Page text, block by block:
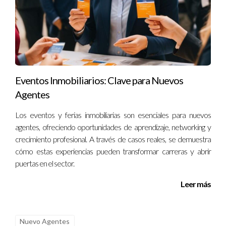
Conclusión
Encontrar el equilibrio perfecto entre publicar en redes
sociales y dedicar tiempo a la prospección puede parecer
totalmente alcanzable. Recuerda analizar tu audiencia,
aprovechar las herramientas disponibles y planificar con
anticipación. No dudes en experimentar hasta encontrar lo
que mejor funcione para ti. ¡No olvides que cada publicación
es una oportunidad para conectar! Si necesitas ayuda
personalizada o deseas profundizar más sobre este tema, no
dudes en contactarme; estoy aquí para ayudarte.
¿Cuál es el mejor día para publicar en redes
Eventos Inmobiliarios: Clave para Nuevos
Agentes
Los eventos y ferias inmobiliarias son esenciales para nuevos
agentes, ofreciendo oportunidades de aprendizaje, networking y
crecimiento profesional. A través de casos reales, se demuestra
cómo estas experiencias pueden transformar carreras y abrir
puertas en el sector.
Leer más
Nuevo Agentes